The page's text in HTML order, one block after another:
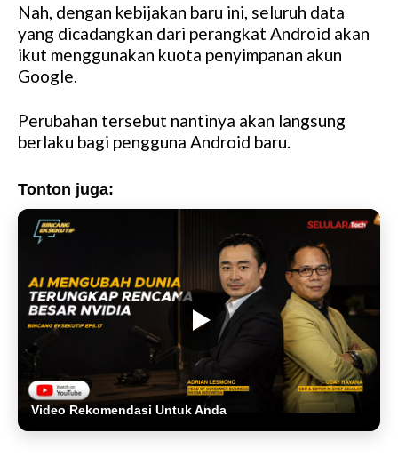
Nah, dengan kebijakan baru ini, seluruh data
yang dicadangkan dari perangkat Android akan
ikut menggunakan kuota penyimpanan akun
Google.
Perubahan tersebut nantinya akan langsung
berlaku bagi pengguna Android baru.
Tonton juga:
Video Rekomendasi Untuk Anda